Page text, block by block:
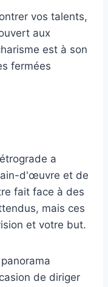
vos talents,
aux
est à son
fermées
a
d'œuvre et de
fait face à des
mais ces
et votre but.
de diriger